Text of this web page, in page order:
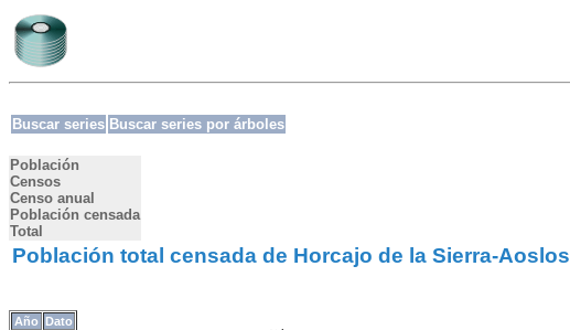
Buscar series Buscar series por árboles
Población
Censos
Censo anual
Población censada
Total
Población total censada de Horcajo de la Sierra-Aoslos
Año Dato